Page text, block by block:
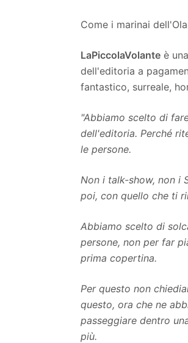
Come i marinai
LaPiccolaVolante è
dell'editoria a
fantastico, surreale,
"Abbiamo scelto di
dell'editoria. Perché
le persone.
Non i talk-show, non i
poi, con quello che ti
Abbiamo scelto di
persone, non per far
prima copertina.
Per questo non
questo, ora che ne
passeggiare dentro
più.